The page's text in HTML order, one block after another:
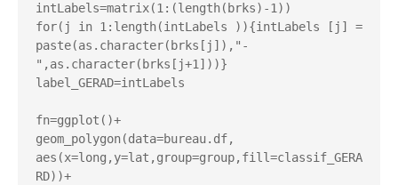
intLabels=matrix(1:(length(brks)-1))
for(j in 1:length(intLabels )){intLabels [j] =
paste(as.character(brks[j]),"-
",as.character(brks[j+1]))}
label_GERAD=intLabels
fn=ggplot()+
geom_polygon(data=bureau.df,
aes(x=long,y=lat,group=group,fill=classif_GERA
RD))+